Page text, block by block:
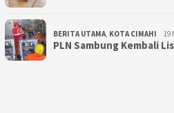
BERITA UTAMA, KOTA CIMAHI 19
PLN Sambung Kembali